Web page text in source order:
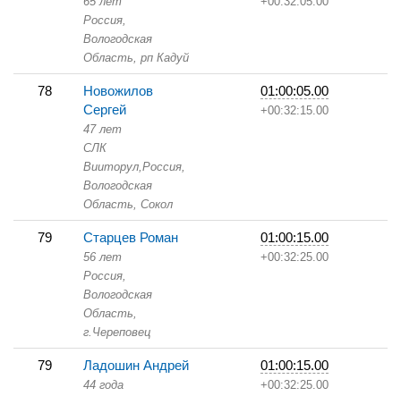
Россия,
Вологодская
Область, рп Кадуй
78
Новожилов
Сергей
47 лет
СЛК
Вииторул,Россия,
Вологодская
Область, Сокол
01:00:05.00
+00:32:15.00
79 Старцев Роман
56 лет
Россия,
Вологодская
Область,
г.Череповец
01:00:15.00
+00:32:25.00
79 Ладошин Андрей
44 года
01:00:15.00
+00:32:25.00